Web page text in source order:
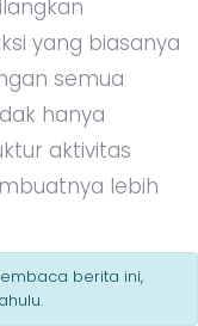
yang biasanya
semua
hanya
aktivitas
lebih
dengan
berita ini,